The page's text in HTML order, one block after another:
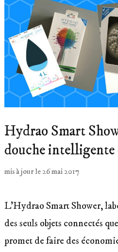
Hydrao Smart
douche intelligente
mis à jour le 26 mai 2017
L’Hydrao Smart Shower,
des seuls objets connectés
promet de faire des